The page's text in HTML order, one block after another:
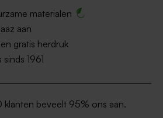
materialen
aan
gratis herdruk
1961
klanten beveelt 95% ons aan.